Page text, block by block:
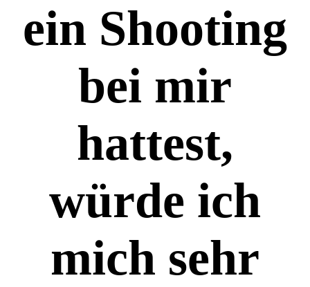
ein Shooting
bei mir
hattest,
würde ich
mich sehr